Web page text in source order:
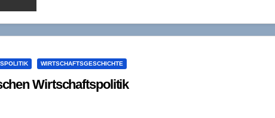
WIRTSCHAFTSGESCHICHTE
Wirtschaftspolitik